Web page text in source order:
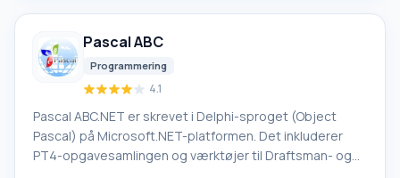
udenlandsk firma
Pascal ABC
Programmering
4.1
Pascal ABC.NET er skrevet i Delphi-sproget (Object
Pascal) på Microsoft.NET-platformen. Det inkluderer
PT4-opgavesamlingen og værktøjer til Draftsman- og